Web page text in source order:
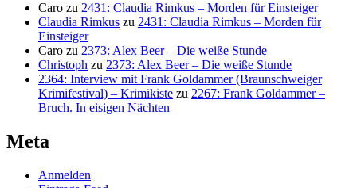
Caro zu 2431: Claudia Rimkus – Morden für Einsteiger
Claudia Rimkus zu 2431: Claudia Rimkus – Morden für
Einsteiger
Caro zu 2373: Alex Beer – Die weiße Stunde
Christoph zu 2373: Alex Beer – Die weiße Stunde
2364: Interview mit Frank Goldammer (Braunschweiger
Krimifestival) – Krimikiste zu 2267: Frank Goldammer –
Bruch. In eisigen Nächten
Meta
Anmelden